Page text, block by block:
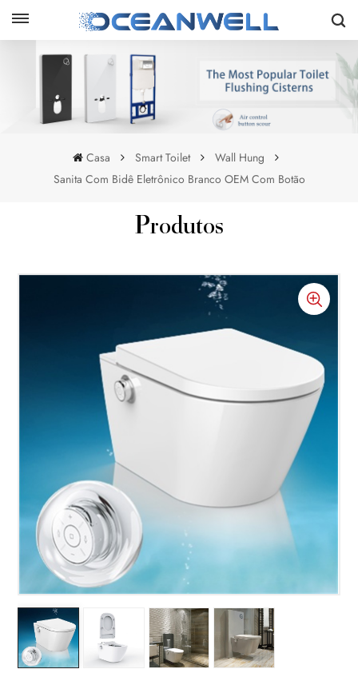
Casa Smart Toilet
Wall Hung
Sanita Com Bidê Eletrônico Branco OEM Com Botão
Produtos